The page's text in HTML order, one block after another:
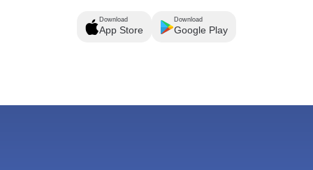
Download
App Store
Download
Google Play